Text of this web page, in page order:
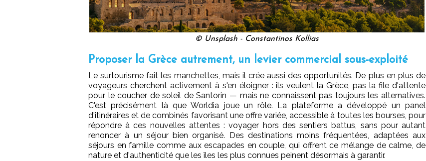
© Unsplash - Constantinos Kollias
Proposer la Grèce autrement, un levier commercial sous-exploité
Le surtourisme fait les manchettes, mais il crée aussi des opportunités. De plus en plus de
voyageurs cherchent activement à s'en éloigner : ils veulent la Grèce, pas la file d'attente
pour le coucher de soleil de Santorin — mais ne connaissent pas toujours les alternatives.
C'est précisément là que Worldia joue un rôle. La plateforme a développé un panel
d'itinéraires et de combinés favorisant une offre variée, accessible à toutes les bourses, pour
répondre à ces nouvelles attentes : voyager hors des sentiers battus, sans pour autant
renoncer à un séjour bien organisé. Des destinations moins fréquentées, adaptées aux
séjours en famille comme aux escapades en couple, qui offrent ce mélange de calme, de
nature et d'authenticité que les îles les plus connues peinent désormais à garantir.